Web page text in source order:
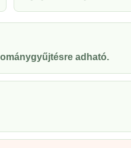
adható.